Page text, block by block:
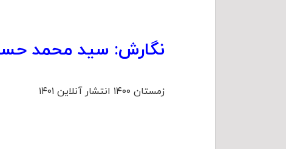
نگارش: سید محمد
زمستان ۱۴۰۰ انتشار آنلاین ۱۴۰۱